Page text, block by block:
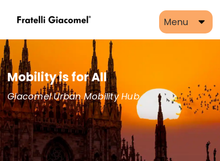
Menu
Giacomel e la mobilità del
Un luogo esperienziale, di
di condivisione attraverso il quale
alle più innovative e sostenibili forme di
mobilità per l’uomo.